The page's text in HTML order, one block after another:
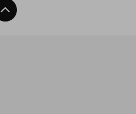
Нагоре